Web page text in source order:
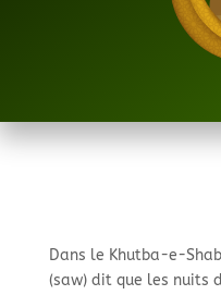
Dans le Khutba-e-
(saw) dit que les nuits